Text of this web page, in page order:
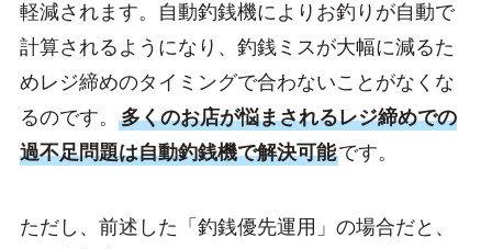
軽減されます。自動釣銭機によりお釣りが自動で
計算されるようになり、釣銭ミスが大幅に減るた
めレジ締めのタイミングで合わないことがなくな
るのです。 多くのお店が悩まされるレジ締めでの
過不足問題は自動釣銭機で解決可能です。
ただし、前述した「釣銭優先運用」の場合だと、